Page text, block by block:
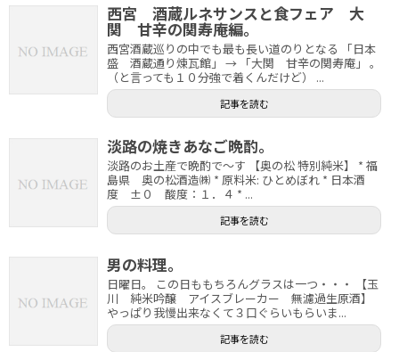
西宮 酒蔵ルネサンスと食フェア 大
関 甘辛の関寿庵編。
西宮酒蔵巡りの中でも最も長い道のりとなる 「日本
盛 酒蔵通り煉瓦館」 → 「大関 甘辛の関寿庵」 。
（と言っても１０分強で着くんだけど） ...
記事を読む
淡路の焼きあなご晩酌。
淡路のお土産で晩酌で～す 【奥の松 特別純米】 * 福
島県 奥の松酒造㈱ * 原料米: ひとめぼれ * 日本酒
度 ±０ 酸度：１．４ * ...
記事を読む
男の料理。
日曜日。 この日ももちろんグラスは一つ・・・ 【玉
川 純米吟醸 アイスブレーカー 無濾過生原酒】
やっぱり我慢出来なくて３口ぐらいもらいま...
記事を読む